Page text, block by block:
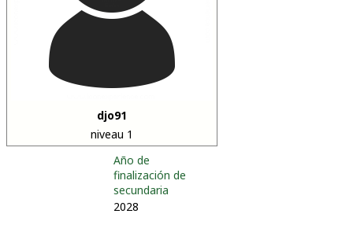
djo91
niveau 1
Año de
finalización de
secundaria
2028